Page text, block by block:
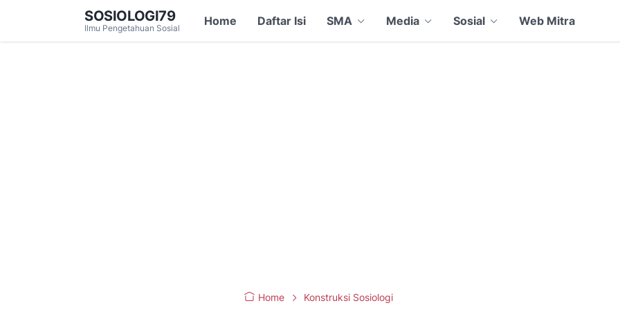
SOSIOLOGI79
Ilmu Pengetahuan Sosial
Home Daftar Isi SMA Media Sosial Web Mitra
Home Konstruksi Sosiologi